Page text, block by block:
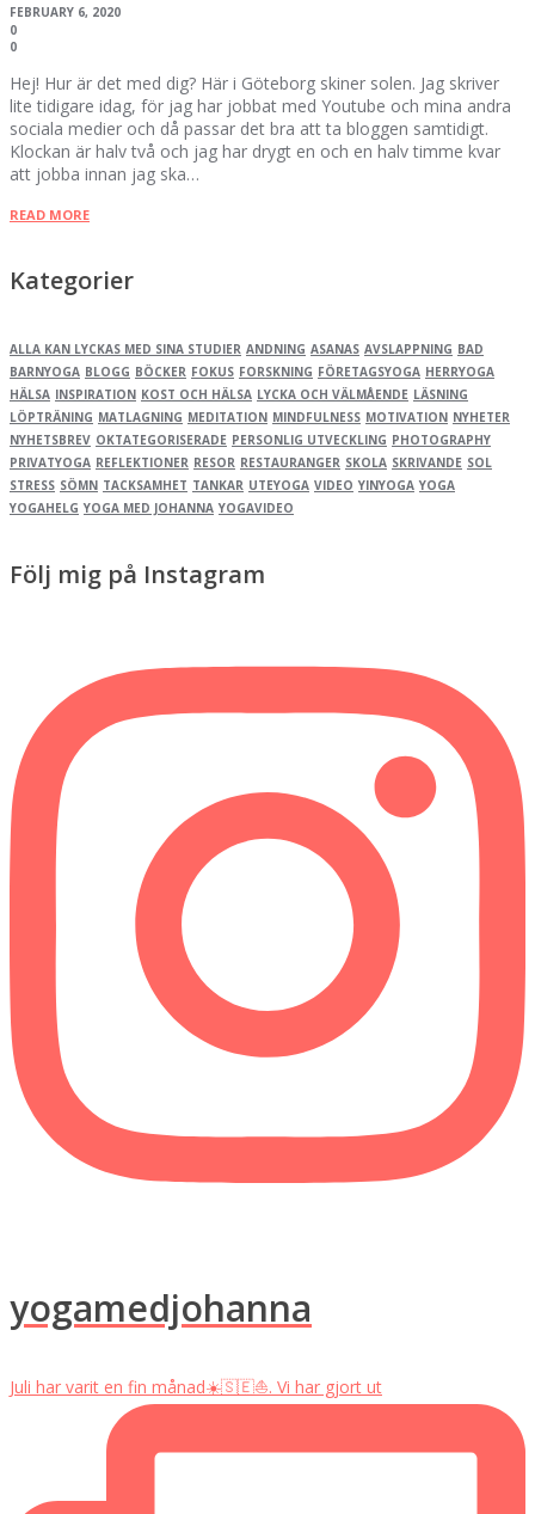
FEBRUARY 6, 2020
0
0
Hej! Hur är det med dig? Här i Göteborg skiner solen. Jag skriver
lite tidigare idag, för jag har jobbat med Youtube och mina andra
sociala medier och då passar det bra att ta bloggen samtidigt.
Klockan är halv två och jag har drygt en och en halv timme kvar
att jobba innan jag ska…
READ MORE
Kategorier
ALLA KAN LYCKAS MED SINA STUDIER ANDNING ASANAS AVSLAPPNING BAD
BARNYOGA BLOGG BÖCKER FOKUS FORSKNING FÖRETAGSYOGA HERRYOGA
HÄLSA INSPIRATION KOST OCH HÄLSA LYCKA OCH VÄLMÅENDE LÄSNING
LÖPTRÄNING MATLAGNING MEDITATION MINDFULNESS MOTIVATION NYHETER
NYHETSBREV OKTATEGORISERADE PERSONLIG UTVECKLING PHOTOGRAPHY
PRIVATYOGA REFLEKTIONER RESOR RESTAURANGER SKOLA SKRIVANDE SOL
STRESS SÖMN TACKSAMHET TANKAR UTEYOGA VIDEO YINYOGA YOGA
YOGAHELG YOGA MED JOHANNA YOGAVIDEO
Följ mig på Instagram
yogamedjohanna
Juli har varit en fin månad☀️🇸🇪⛵️. Vi har gjort ut